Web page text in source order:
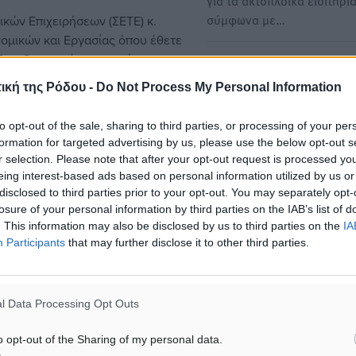
της Ρόδου - Do Not Process My Personal Information
opt-out of the sale, sharing to third parties, or processing of your
for targeted advertising by us, please use the below opt-out
selection. Please note that after your opt-out request is processed
interest-based ads based on personal information utilized by us
to third parties prior to your opt-out. You may separately
of your personal information by third parties on the IAB’s list of
This information may also be disclosed by us to third parties on the
Participants that may further disclose it to other third parties.
Data Processing Opt Outs
opt-out of the Sharing of my personal data.
Επιχειρήσεων (ΣΕΤΕ) κ.
και Εργασίας όπου έθετε
επιχειρήσεων.
τουριστικής περιόδου, κατά
τουριστικές επιχειρήσεις που
των δύσκολων μηνών που
μπορέσουν οι τουριστικές
εργασίας, να γίνουν
σημαντικά μέτρα που έχουν
Ρέτσος που πρότεινε
των επιχειρήσεων, όπως
τουριστικές επιχειρήσεις,
όπου εκμισθωτής είναι το
των δόσεων, ειδική μέριμνα
μικρές τουριστικές
και πληρωμής των
σύμφωνα με…
επιχειρήσεις που
Την εκπόνηση ενός μίνι
στήριξης για τη Σαντορίνη
να επεξεργάζεται…